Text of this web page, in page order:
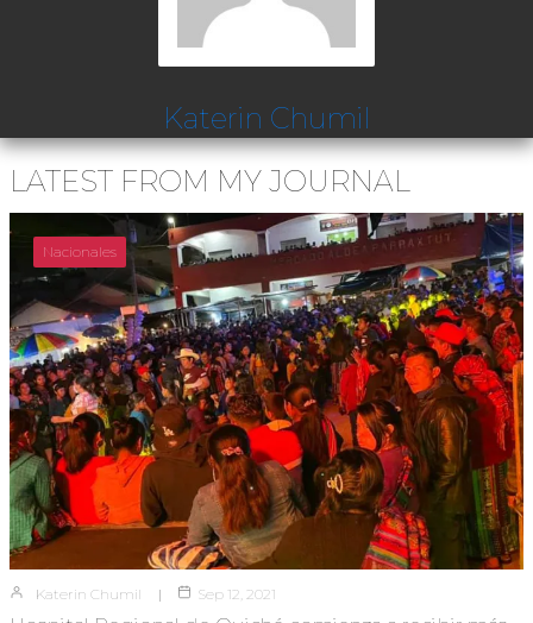
Katerin Chumil
LATEST FROM MY JOURNAL
Nacionales
Katerin Chumil Sep 12, 2021